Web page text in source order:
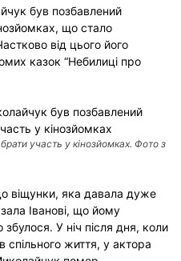
був позбавлений
що стало
від цього його
казок “Небилиці про
участь у кінозйомках. Фото з
віщунки, яка давала дуже
Іванові, що йому
У ніч після дня, коли
життя, у актора